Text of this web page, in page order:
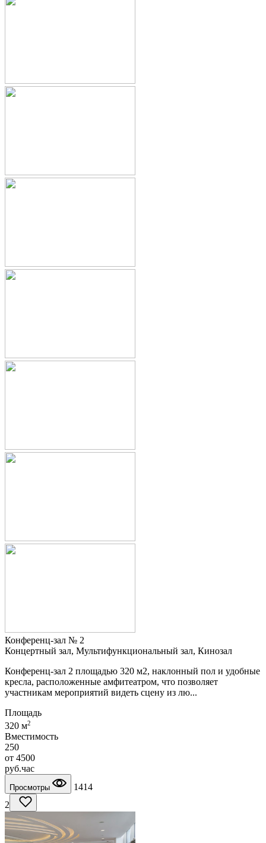
Конференц-зал № 2
Концертный зал, Мультифункциональный зал, Кинозал
Конференц-зал 2 площадью 320 м2, наклонный пол и удобные
кресла, расположенные амфитеатром, что позволяет
участникам мероприятий видеть сцену из лю...
Площадь
320 м2
Вместимость
250
от 4500
руб.час
Просмотры
1414
2